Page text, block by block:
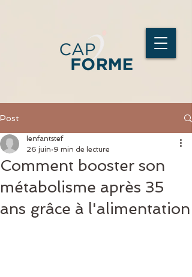
Post
Comment booster son
métabolisme après 35
ans grâce à l'alimentation
lenfantstef
26 juin 9 min de lecture